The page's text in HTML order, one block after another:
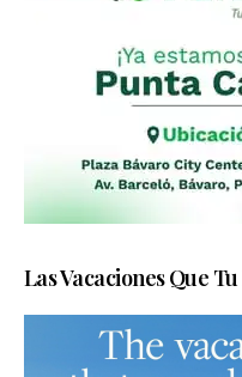
Las Vacaciones Que